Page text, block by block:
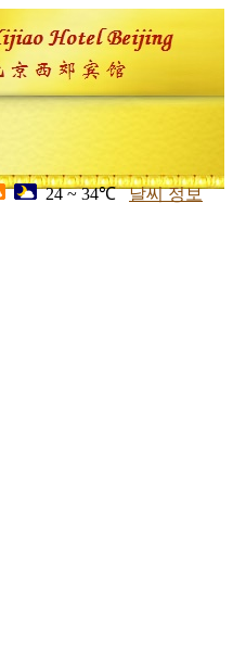
24 ~ 34℃ 날씨 정보